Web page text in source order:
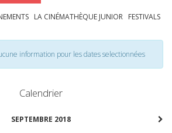
LA CINÉMATHÈQUE JUNIOR FESTIVALS
information pour les dates selectionnées
Calendrier
SEPTEMBRE 2018